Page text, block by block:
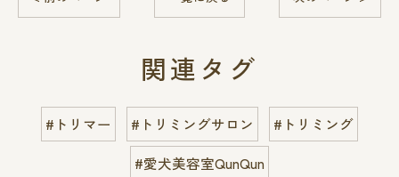
関連タグ
#トリマー #トリミングサロン
#トリミング
#愛犬美容室QunQun